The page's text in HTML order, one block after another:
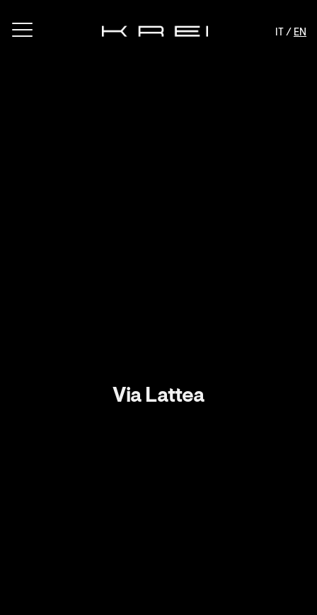
IT / EN
Via Lattea